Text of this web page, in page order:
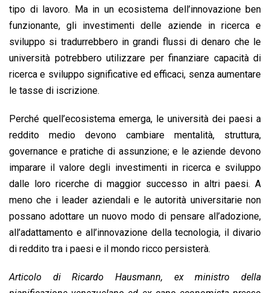
tipo di lavoro. Ma in un ecosistema dell’innovazione ben
funzionante, gli investimenti delle aziende in ricerca e
sviluppo si tradurrebbero in grandi flussi di denaro che le
università potrebbero utilizzare per finanziare capacità di
ricerca e sviluppo significative ed efficaci, senza aumentare
le tasse di iscrizione.
Perché quell’ecosistema emerga, le università dei paesi a
reddito medio devono cambiare mentalità, struttura,
governance e pratiche di assunzione; e le aziende devono
imparare il valore degli investimenti in ricerca e sviluppo
dalle loro ricerche di maggior successo in altri paesi. A
meno che i leader aziendali e le autorità universitarie non
possano adottare un nuovo modo di pensare all’adozione,
all’adattamento e all’innovazione della tecnologia, il divario
di reddito tra i paesi e il mondo ricco persisterà.
Articolo di Ricardo Hausmann, ex ministro della